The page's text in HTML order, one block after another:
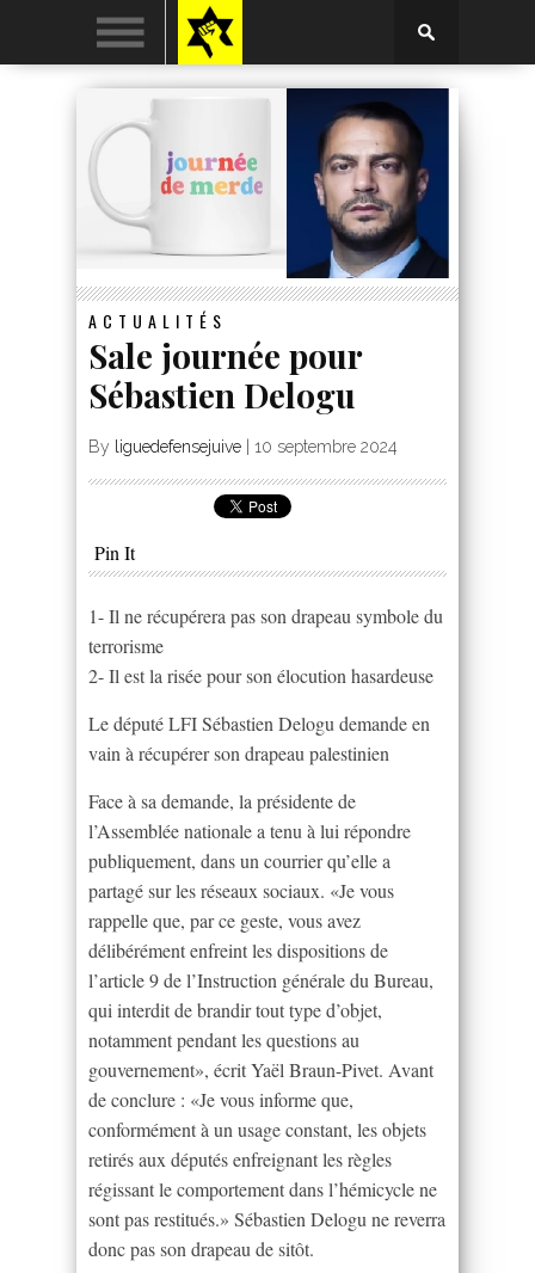
ACTUALITÉS
Sale journée pour
Sébastien Delogu
By liguedefensejuive 10 septembre 2024
Pin It
1- Il ne récupérera pas son drapeau symbole du
terrorisme
2- Il est la risée pour son élocution hasardeuse
Le député LFI Sébastien Delogu demande en
vain à récupérer son drapeau palestinien
Face à sa demande, la présidente de
l’Assemblée nationale a tenu à lui répondre
publiquement, dans un courrier qu’elle a
partagé sur les réseaux sociaux. «Je vous
rappelle que, par ce geste, vous avez
délibérément enfreint les dispositions de
l’article 9 de l’Instruction générale du Bureau,
qui interdit de brandir tout type d’objet,
notamment pendant les questions au
gouvernement», écrit Yaël Braun-Pivet. Avant
de conclure : «Je vous informe que,
conformément à un usage constant, les objets
retirés aux députés enfreignant les règles
régissant le comportement dans l’hémicycle ne
sont pas restitués.» Sébastien Delogu ne reverra
donc pas son drapeau de sitôt.